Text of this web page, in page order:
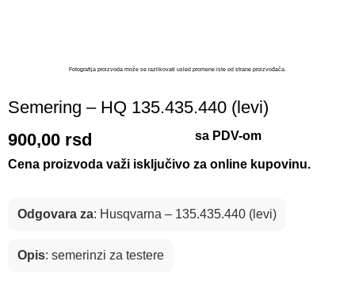
Fotografija proizvoda može se razlikovati usled promene iste od strane proizvođača.​
Semering – HQ 135.435.440 (levi)
900,00 rsd sa PDV-om
Cena proizvoda važi isključivo za online kupovinu.
Odgovara za: Husqvarna – 135.435.440 (levi)
Opis: semerinzi za testere